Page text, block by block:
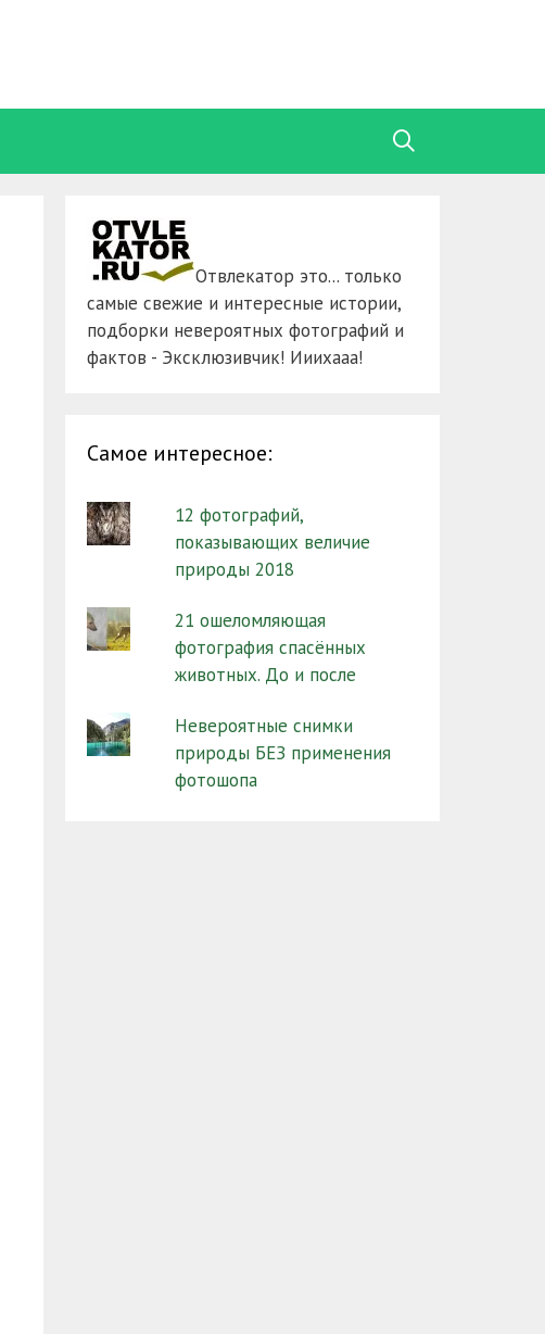
Отвлекатор это... только
самые свежие и интересные истории,
подборки невероятных фотографий и
фактов - Эксклюзивчик! Ииихааа!
Самое интересное:
12 фотографий,
показывающих величие
природы 2018
21 ошеломляющая
фотография спасённых
животных. До и после
Невероятные снимки
природы БЕЗ применения
фотошопа